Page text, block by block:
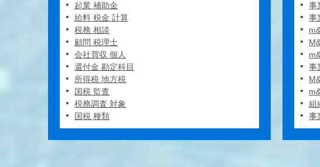
起業 補助金
給料 税金 計算
税務 相談
顧問 税理士
会社買収 個人
還付金 勘定科目
所得税 地方税
国税 監査
税務調査 対象
国税 種類
事
事
事
組
事